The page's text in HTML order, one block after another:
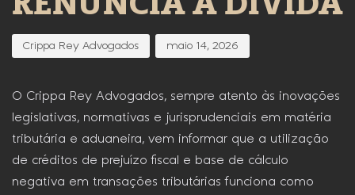
Crippa Rey Advogados maio 14, 2026
O Crippa Rey Advogados, sempre atento às inovações
legislativas, normativas e jurisprudenciais em matéria
tributária e aduaneira, vem informar que a utilização
de créditos de prejuízo fiscal e base de cálculo
negativa em transações tributárias funciona como